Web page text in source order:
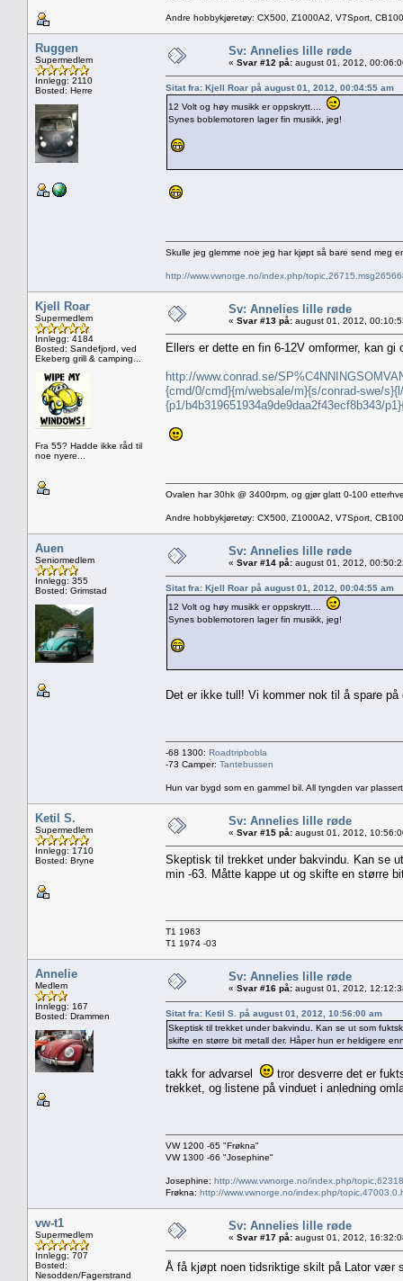
Andre hobbykjøretøy: CX500, Z1000A2, V7Sport, CB100
Ruggen
Supermedlem
Innlegg: 2110
Bosted: Herre
Sv: Annelies lille røde
« Svar #12 på: august 01, 2012,
Sitat fra: Kjell Roar på august 01, 2012, 00:04:55 am
12 Volt og høy musikk er oppskrytt....
Synes boblemotoren lager fin musikk, jeg!
Skulle jeg glemme noe jeg har kjøpt så bare send meg
http://www.vwnorge.no/index.php/
Kjell Roar
Supermedlem
Innlegg: 4184
Bosted: Sandefjord, ved
Ekeberg grill & camping...
Fra 55? Hadde ikke råd til
noe nyere...
Sv: Annelies lille røde
« Svar #13 på: august 01, 2012,
Ellers er dette en fin 6-12V omformer, kan gi
http://www.conrad.se/
{cmd/0/cmd}{m/websale/m}{s/conrad-swe/
{p1/b4b319651934a9de9daa2f43ecf8b343/
Ovalen har 30hk @ 3400rpm, og gjør glatt 0-100
Andre hobbykjøretøy: CX500, Z1000A2, V7Sport, CB100
Auen
Seniormedlem
Innlegg: 355
Bosted: Grimstad
Sv: Annelies lille røde
« Svar #14 på: august 01, 2012,
Sitat fra: Kjell Roar på august 01, 2012, 00:04:55 am
12 Volt og høy musikk er oppskrytt....
Synes boblemotoren lager fin musikk, jeg!
Det er ikke tull! Vi kommer nok til å spare
-68 1300: Roadtripbobla
-73 Camper: Tantebussen
Hun var bygd som en gammel bil. All tyngden var
Ketil S.
Supermedlem
Innlegg: 1710
Bosted: Bryne
Sv: Annelies lille røde
« Svar #15 på: august 01, 2012,
Skeptisk til trekket under bakvindu. Kan se
min -63. Måtte kappe ut og skifte en større
T1 1963
T1 1974 -03
Annelie
Medlem
Innlegg: 167
Bosted: Drammen
Sv: Annelies lille røde
« Svar #16 på: august 01, 2012,
Sitat fra: Ketil S. på august 01, 2012, 10:56:00 am
Skeptisk til trekket under bakvindu. Kan se ut som
skifte en større bit metall der. Håper hun er heldigere
takk for advarsel
tror desverre det er
trekket, og listene på vinduet i anledning
VW 1200 -65 "Frøkna"
VW 1300 -66 "Josephine"
Josephine: http://www.vwnorge.no/index.php/
Frøkna: http://www.vwnorge.no/index.php/
vw-t1
Supermedlem
Innlegg: 707
Bosted:
Nesodden/Fagerstrand
Sv: Annelies lille røde
« Svar #17 på: august 01, 2012,
Å få kjøpt noen tidsriktige skilt på Lator vær